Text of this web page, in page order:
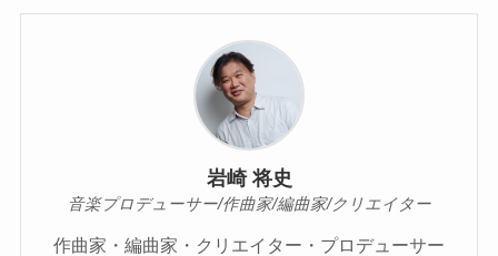
岩崎 将史
音楽プロデューサー/作曲家/編曲家/クリエイター
作曲家・編曲家・クリエイター・プロデューサー